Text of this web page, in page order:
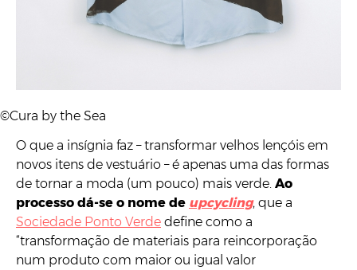
©Cura by the Sea
O que a insígnia faz – transformar velhos lençóis em
novos itens de vestuário – é apenas uma das formas
de tornar a moda (um pouco) mais verde. Ao
processo dá-se o nome de upcycling, que a
Sociedade Ponto Verde define como a
“transformação de materiais para reincorporação
num produto com maior ou igual valor